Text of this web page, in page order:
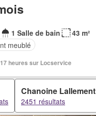
1 Salle de bain
43 m²
meublé
heures sur Locservice
Chanoine Lallement
2451 résultats